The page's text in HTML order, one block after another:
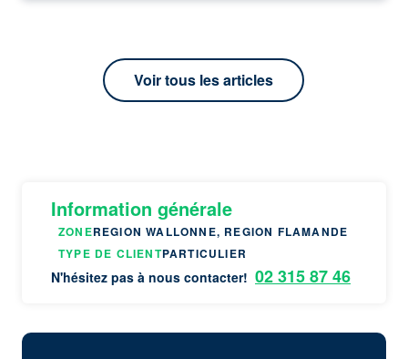
Voir tous les articles
Information générale
ZONEREGION WALLONNE, REGION FLAMANDE
TYPE DE CLIENTPARTICULIER
N'hésitez pas à nous contacter! 02 315 87 46